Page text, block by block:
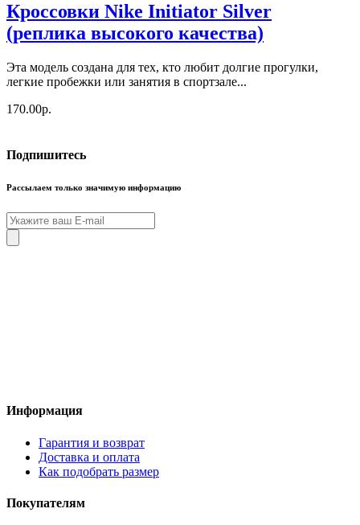
Кроссовки Nike Initiator Silver
(реплика высокого качества)
Эта модель создана для тех, кто любит долгие прогулки,
легкие пробежки или занятия в спортзале...
170.00р.
Подпишитесь
Рассылаем только значимую информацию
Информация
Гарантия и возврат
Доставка и оплата
Как подобрать размер
Покупателям